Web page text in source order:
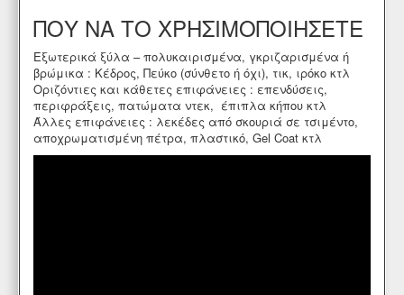
ΠΟΥ ΝΑ ΤΟ ΧΡΗΣΙΜΟΠΟΙΗΣΕΤΕ
Εξωτερικά ξύλα – πολυκαιρισμένα, γκριζαρισμένα ή
βρώμικα : Κέδρος, Πεύκο (σύνθετο ή όχι), τικ, ιρόκο κτλ
Οριζόντιες και κάθετες επιφάνειες : επενδύσεις,
περιφράξεις, πατώματα ντεκ, έπιπλα κήπου κτλ
Άλλες επιφάνειες : λεκέδες από σκουριά σε τσιμέντο,
αποχρωματισμένη πέτρα, πλαστικό, Gel Coat κτλ